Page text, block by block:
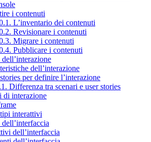
i contenuti
L’inventario dei contenuti
Revisionare i contenuti
Migrare i contenuti
Pubblicare i contenuti
dell’interazione
per definire l’interazione
Differenza tra scenari e user stories
di interazione
interattivi
dell’interfaccia